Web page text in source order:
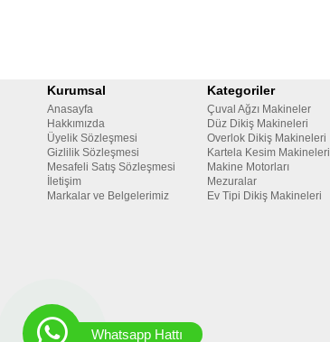
Kurumsal
Anasayfa
Hakkımızda
Üyelik Sözleşmesi
Gizlilik Sözleşmesi
Mesafeli Satış Sözleşmesi
İletişim
Markalar ve Belgelerimiz
Kategoriler
Çuval Ağzı Makineler
Düz Dikiş Makineleri
Overlok Dikiş Makineleri
Kartela Kesim Makineleri
Makine Motorları
Mezuralar
Ev Tipi Dikiş Makineleri
Whatsapp Hattı